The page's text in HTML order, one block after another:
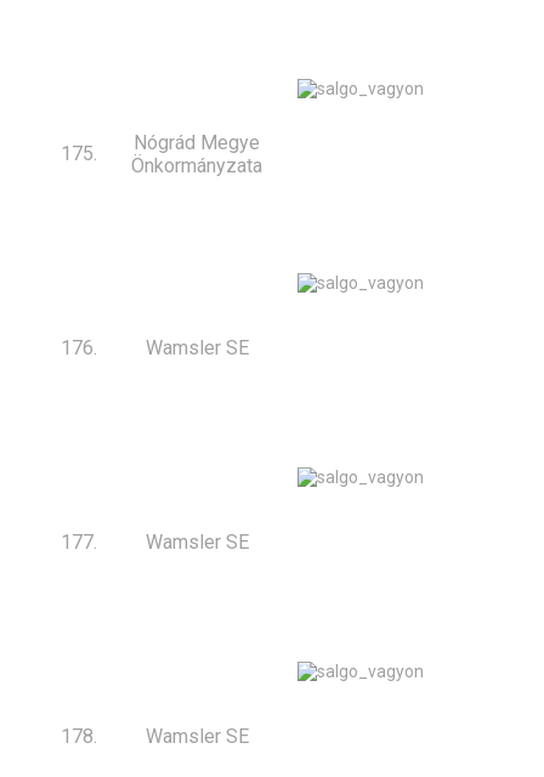
175.
Nógrád Megye
Önkormányzata
176. Wamsler SE
177. Wamsler SE
178. Wamsler SE